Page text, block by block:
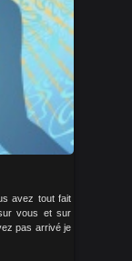
avez tout fait
vous et sur
pas arrivé je